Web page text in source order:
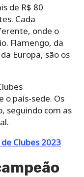
de R$ 80
Cada
onde o
Flamengo, da
Europa, são os
o país-sede. Os
seguindo com as
Clubes 2023